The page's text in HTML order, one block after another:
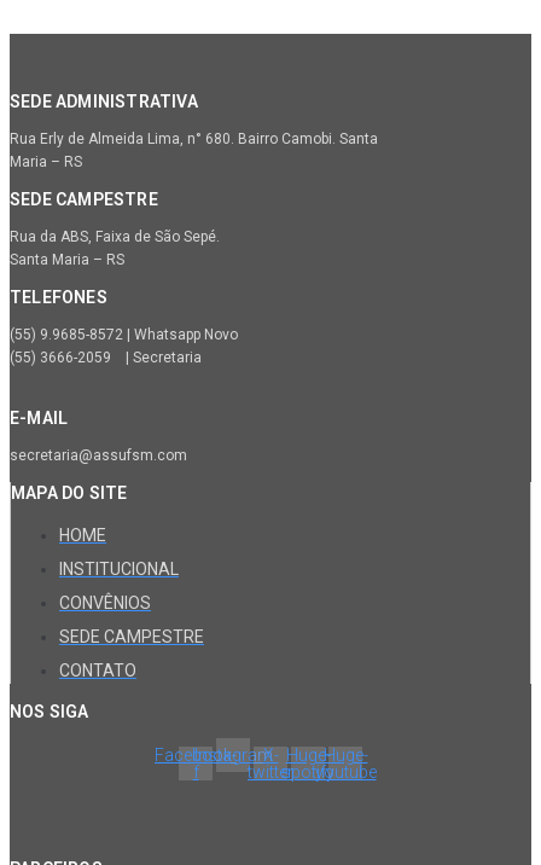
SEDE ADMINISTRATIVA
Rua Erly de Almeida Lima, n° 680. Bairro Camobi. Santa
Maria – RS
SEDE CAMPESTRE
Rua da ABS, Faixa de São Sepé.
Santa Maria – RS
TELEFONES
(55) 9.9685-8572 | Whatsapp Novo
(55) 3666-2059 | Secretaria
E-MAIL
secretaria@assufsm.com
MAPA DO SITE
HOME
INSTITUCIONAL
CONVÊNIOS
SEDE CAMPESTRE
CONTATO
NOS SIGA
Facebook-
f
InstagramX-
twitter
Huge-
spotify
Huge-
youtube